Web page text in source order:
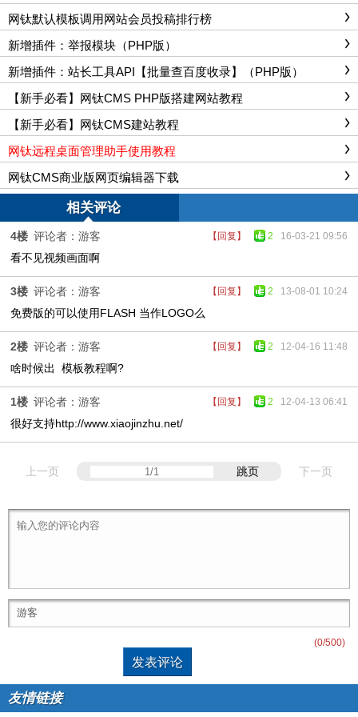
网钛默认模板调用网站会员投稿排行榜
新增插件：举报模块（PHP版）
新增插件：站长工具API【批量查百度收录】（PHP版）
【新手必看】网钛CMS PHP版搭建网站教程
【新手必看】网钛CMS建站教程
网钛远程桌面管理助手使用教程
网钛CMS商业版网页编辑器下载
相关评论
【回复】 2 16-03-21 09:56
4楼 评论者：游客
看不见视频画面啊
【回复】 2 13-08-01 10:24
3楼 评论者：游客
免费版的可以使用FLASH 当作LOGO么
【回复】 2 12-04-16 11:48
2楼 评论者：游客
啥时候出 模板教程啊?
【回复】 2 12-04-13 06:41
1楼 评论者：游客
很好支持http://www.xiaojinzhu.net/
上一页 跳页 下一页
(0/500)
友情链接